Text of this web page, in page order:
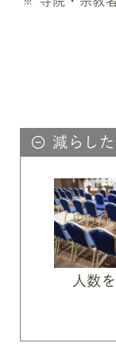
減らし
人数